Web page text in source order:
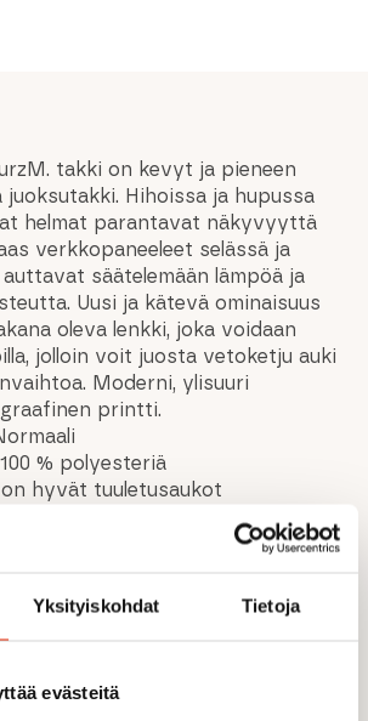
Yksityiskohdat Tietoja
evästeitä
takki on kevyt ja pieneen
Hihoissa ja hupussa
helmat parantavat näkyvyyttä
verkkopaneeleet selässä ja
säätelemään lämpöä ja
Uusi ja kätevä ominaisuus
oleva lenkki, joka voidaan
jolloin voit juosta vetoketju auki
Moderni, ylisuuri
printti.
% polyesteriä
hyvät tuuletusaukot
nopeasti kokoon omaan
voidaan helposti säilyttää repussa.
printti, joka parantaa
pimeässä.
Vaatteen ulkopinta on